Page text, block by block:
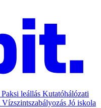
Paksi leállás Kutatóhálózati
Vízszintszabályozás Jó iskola